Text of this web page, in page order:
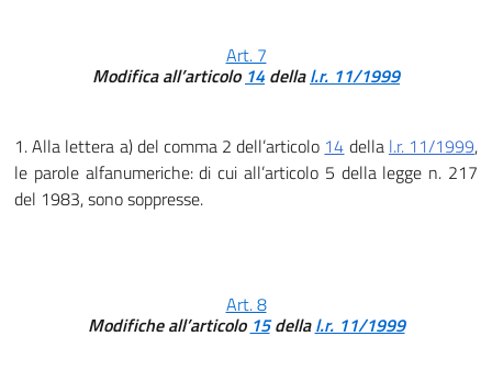
Art. 7
Modifica all’articolo 14 dellal.r. 11/1999
1. Alla lettera a) del comma 2 dell’articolo 14 della l.r. 11/1999,
le parole alfanumeriche: di cui all’articolo 5 della legge n. 217
del 1983, sono soppresse.
Art. 8
Modifiche all’articolo 15dellal.r. 11/1999